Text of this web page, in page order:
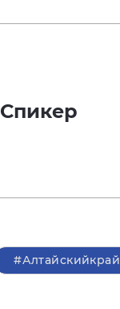
Спикер
#Алтайскийкрай